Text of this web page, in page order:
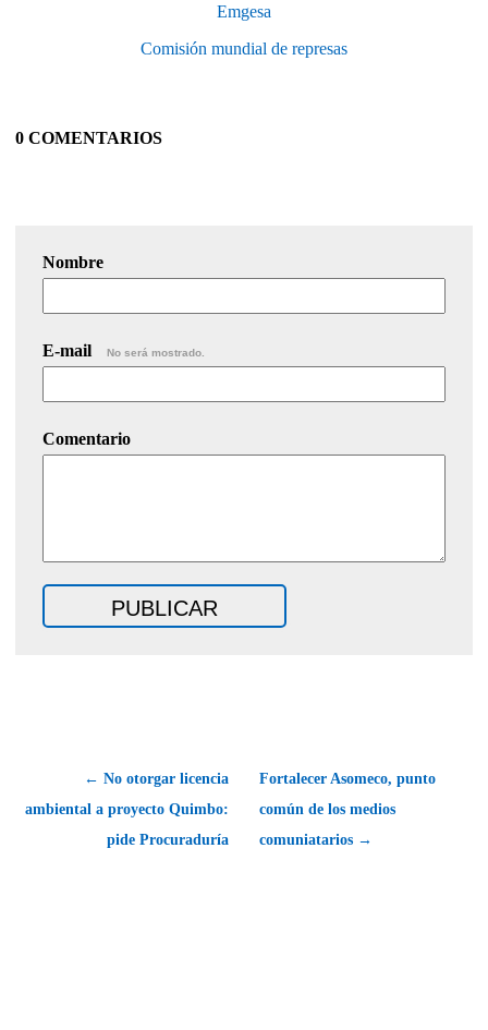
Emgesa
Comisión mundial de represas
0 COMENTARIOS
Nombre
E-mail No será mostrado.
Comentario
← No otorgar licencia
ambiental a proyecto Quimbo:
pide Procuraduría
Fortalecer Asomeco, punto
común de los medios
comuniatarios →